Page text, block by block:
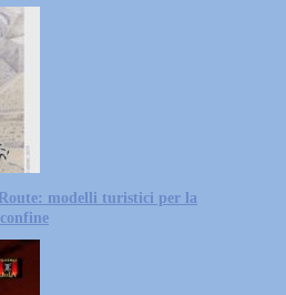
modelli turistici per la